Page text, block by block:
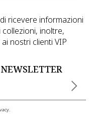
ricevere informazioni
inoltre,
nostri clienti VIP